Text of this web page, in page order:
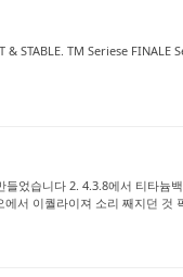
STABLE. TM Seriese FINALE
었습니다 2. 4.3.8에서 티타늄
서 이퀄라이져 소리 째지던 것